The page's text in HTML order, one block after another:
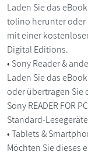
Laden Sie das
tolino herunter oder
mit einer
Digital Editions.
• Sony Reader &
Laden Sie das
oder übertragen Sie
Sony READER FOR
Standard-
• Tablets &
Möchten Sie dieses